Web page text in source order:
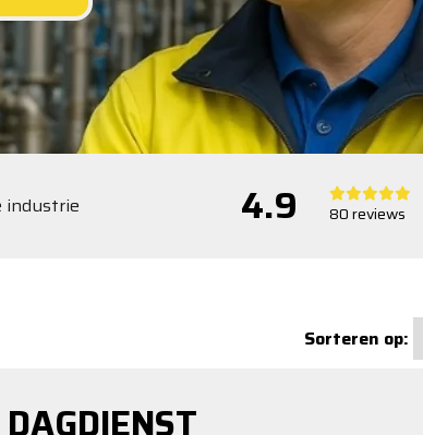
industrie 4.9 80 reviews
Sorteren op: